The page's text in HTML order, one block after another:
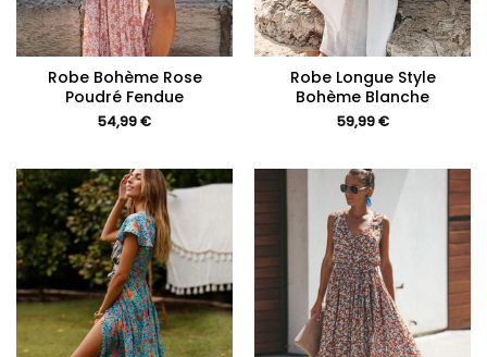
Robe Bohème Rose
Poudré Fendue
54,99€
Robe Longue Style
Bohème Blanche
59,99€